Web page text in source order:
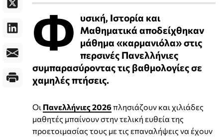
Φ υσική, Ιστορία και
Μαθηματικά αποδείχθηκαν
μάθημα «καρμανιόλα» στις
περσινές Πανελλήνιες
συμπαρασύροντας τις βαθμολογίες σε
χαμηλές πτήσεις.
Οι Πανελλήνιες 2026πλησιάζουν και χιλιάδες
μαθητές μπαίνουν στην τελική ευθεία της
προετοιμασίας τους με τις επαναλήψεις να έχουν